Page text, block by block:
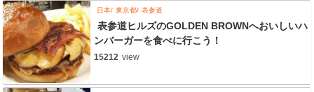
日本 東京都 表参道
表参道ヒルズのGOLDEN BROWNへおいしいハ
ンバーガーを食べに行こう！
15212 view